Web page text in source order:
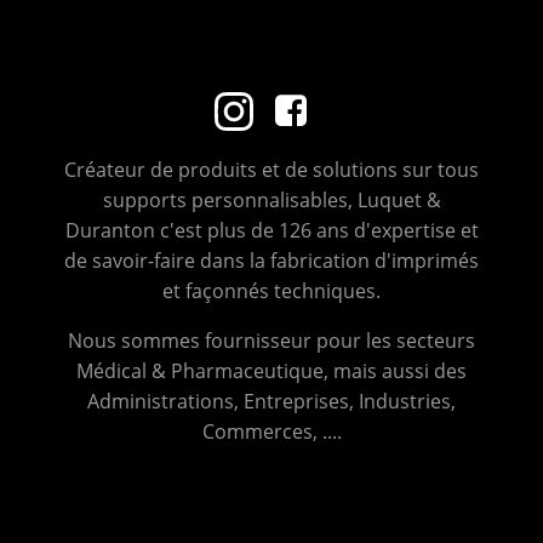
Créateur de produits et de solutions sur tous
supports personnalisables, Luquet &
Duranton c'est plus de 126 ans d'expertise et
de savoir-faire dans la fabrication d'imprimés
et façonnés techniques.
Nous sommes fournisseur pour les secteurs
Médical & Pharmaceutique, mais aussi des
Administrations, Entreprises, Industries,
Commerces, ....